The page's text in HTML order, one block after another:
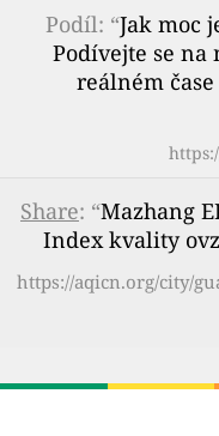
Podíl: “Jak moc
Podívejte se na
reálném
Share: “Mazhang
Index kvality
https://aqicn.org/city/